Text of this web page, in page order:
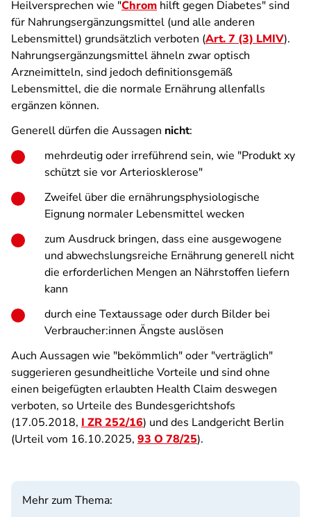
Heilversprechen wie "Chrom hilft gegen Diabetes" sind
für Nahrungsergänzungsmittel (und alle anderen
Lebensmittel) grundsätzlich verboten (Art. 7 (3) LMIV).
Nahrungsergänzungsmittel ähneln zwar optisch
Arzneimitteln, sind jedoch definitionsgemäß
Lebensmittel, die die normale Ernährung allenfalls
ergänzen können.
Generell dürfen die Aussagen nicht:
mehrdeutig oder irreführend sein, wie "Produkt xy
schützt sie vor Arteriosklerose"
Zweifel über die ernährungsphysiologische
Eignung normaler Lebensmittel wecken
zum Ausdruck bringen, dass eine ausgewogene
und abwechslungsreiche Ernährung generell nicht
die erforderlichen Mengen an Nährstoffen liefern
kann
durch eine Textaussage oder durch Bilder bei
Verbraucher:innen Ängste auslösen
Auch Aussagen wie "bekömmlich" oder "verträglich"
suggerieren gesundheitliche Vorteile und sind ohne
einen beigefügten erlaubten Health Claim deswegen
verboten, so Urteile des Bundesgerichtshofs
(17.05.2018, I ZR 252/16) und des Landgericht Berlin
(Urteil vom 16.10.2025, 93 O 78/25).
Mehr zum Thema: